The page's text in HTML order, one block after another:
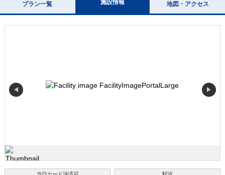
プラン一覧 施設情報 地図・アクセス
◀ ▶